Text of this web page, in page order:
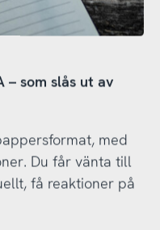
– som slås ut av
med
Du får vänta till
få reaktioner på